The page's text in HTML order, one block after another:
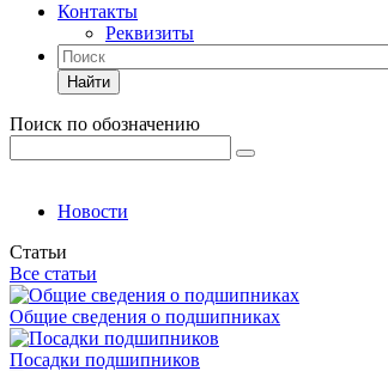
Контакты
Реквизиты
Найти
Поиск по обозначению
Новости
Статьи
Все статьи
Общие сведения о подшипниках
Посадки подшипников